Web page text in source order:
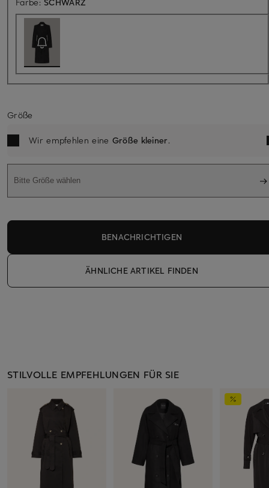
Größe
Wir empfehlen eine Größe kleiner.
Bitte Größe wählen
BENACHRICHTIGEN
ÄHNLICHE ARTIKEL FINDEN
STILVOLLE EMPFEHLUNGEN FÜR SIE